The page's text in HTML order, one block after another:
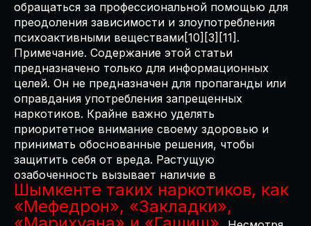
обращаться за профессиональной помощью для
преодоления зависимости и злоупотребления
психоактивными веществами[10][3][11].
Примечание. Содержание этой статьи
предназначено только для информационных
целей. Он не предназначен для пропаганды или
оправдания употребления запрещенных
наркотиков. Крайне важно уделять
приоритетное внимание своему здоровью и
принимать обоснованные решения, чтобы
защитить себя от вреда. Растущую
озабоченность вызывает наличие в
Шымкенте таких наркотиков, как
«Мефедрон», «Закладки»,